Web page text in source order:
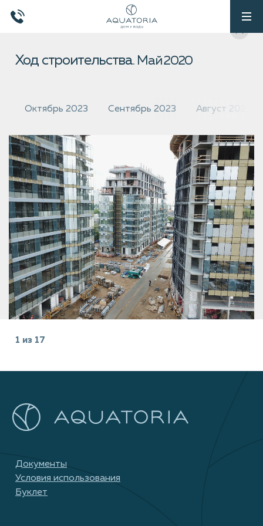
Ход строительства. Май 2020
Октябрь 2023 Сентябрь 2023 Август 2023
1 из 17
Документы
Условия использования
Буклет